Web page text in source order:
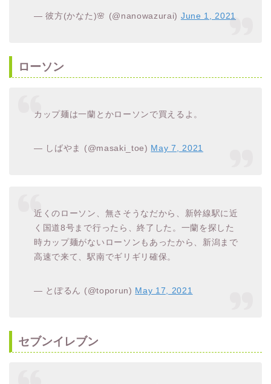
— 彼方(かなた)🌸 (@nanowazurai) June 1, 2021
ローソン
カップ麺は一蘭とかローソンで買えるよ。
— しばやま (@masaki_toe) May 7, 2021
近くのローソン、無さそうなだから、新幹線駅に近
く国道8号まで行ったら、終了した。一蘭を探した
時カップ麺がないローソンもあったから、新潟まで
高速で来て、駅南でギリギリ確保。
— とぽるん (@toporun) May 17, 2021
セブンイレブン